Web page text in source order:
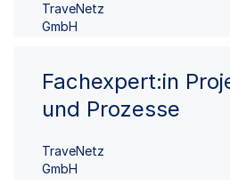
TraveNetz
GmbH
Fachexpert:in
und Prozesse
TraveNetz
GmbH